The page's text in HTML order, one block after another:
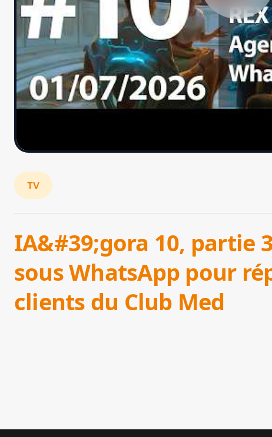
TV
IA&#39;gora 10, partie
sous WhatsApp pour
clients du Club Med